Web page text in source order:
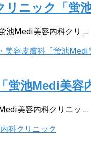
リニック「蛍
池Medi美容内科クリ …
蛍池Medi美
美容内科クリニッ …